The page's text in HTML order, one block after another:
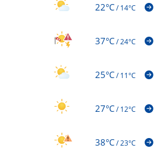
22°C/14°C
37°C/24°C
25°C/11°C
27°C/12°C
38°C/23°C